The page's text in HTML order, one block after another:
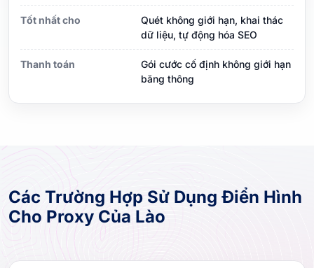
Tốt nhất cho
Quét không giới hạn, khai thác
dữ liệu, tự động hóa SEO
Thanh toán
Gói cước cố định không giới hạn
băng thông
Các Trường Hợp Sử Dụng Điển Hình
Cho Proxy Của Lào